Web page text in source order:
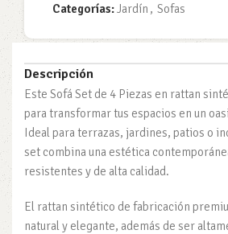
Categorías:Jardín , Sofas
Descripción
Este Sofá Set de 4 Piezas en rattan
para transformar tus espacios en un
Ideal para terrazas, jardines, patios o
set combina una estética
resistentes y de alta calidad.
El rattan sintético de fabricación
natural y elegante, además de ser